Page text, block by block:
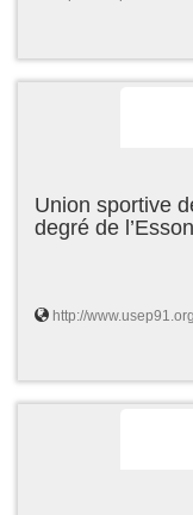
Union sportive
degré de
http://